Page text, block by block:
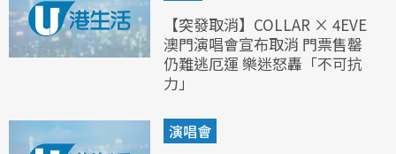
【突發取消】COLLAR × 4EVE
澳門演唱會宣布取消 門票售罄
仍難逃厄運 樂迷怒轟「不可抗
力」
演唱會